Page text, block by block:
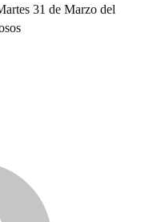
31 de Marzo del